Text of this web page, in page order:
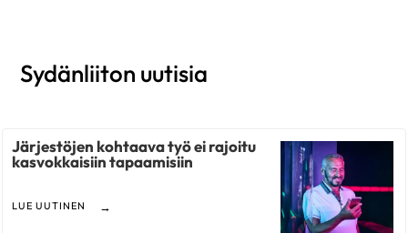
Sydänliiton uutisia
Järjestöjen kohtaava työ ei rajoitu
kasvokkaisiin tapaamisiin
LUE UUTINEN